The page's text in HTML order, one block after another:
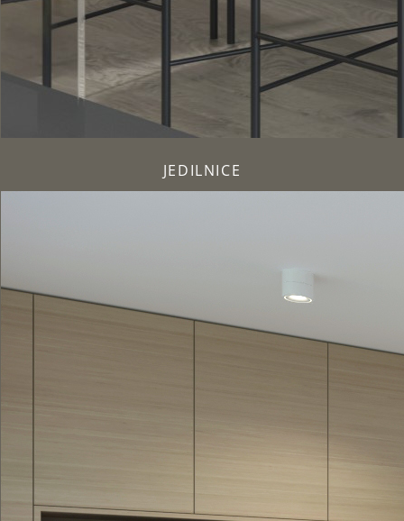
JEDILNICE